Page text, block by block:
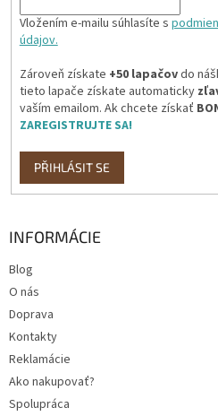
Vložením e-mailu súhlasíte s
údajov.
Zároveň získate +50 lapačovdo
tieto lapače získate automaticky
vaším emailom. Ak chcete získať
ZAREGISTRUJTE SA!
PŘIHLÁSIT SE
INFORMÁCIE
Blog
O nás
Doprava
Kontakty
Reklamácie
Ako nakupovať?
Spolupráca